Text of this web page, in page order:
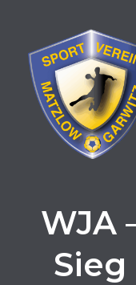
springen
WJA
Sieg